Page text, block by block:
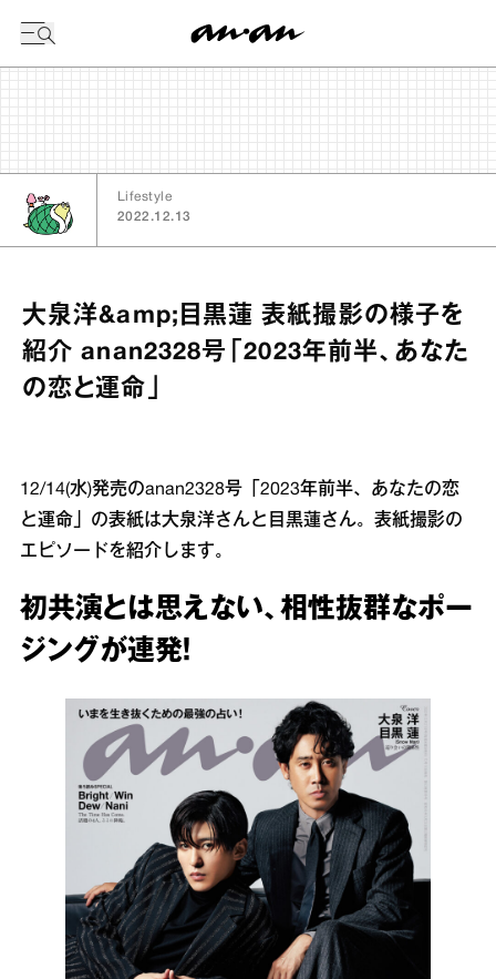
Lifestyle
2022.12.13
大泉洋&amp;目黒蓮 表紙撮影の様子を
紹介 anan2328号「2023年前半、あなた
の恋と運命」
12/14(水)発売のanan2328号「2023年前半、あなたの恋
と運命」の表紙は大泉洋さんと目黒蓮さん。表紙撮影の
エピソードを紹介します。
初共演とは思えない、相性抜群なポー
ジングが連発！